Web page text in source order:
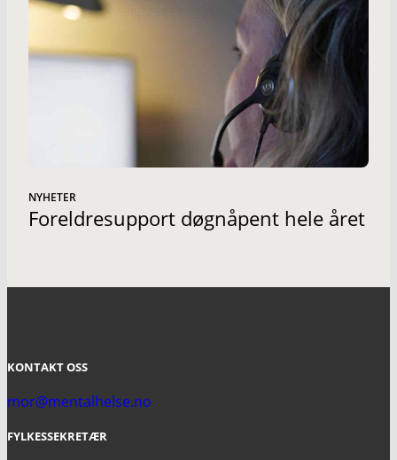
NYHETER
Foreldresupport døgnåpent hele året
KONTAKT OSS
mor@mentalhelse.no
FYLKESSEKRETÆR